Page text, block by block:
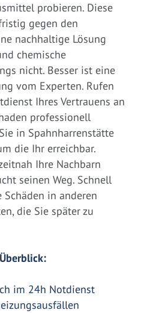
probieren. Diese
gegen den
nachhaltige Lösung
chemische
nicht. Besser ist eine
vom Experten. Rufen
Ihres Vertrauens an
professionell
in Spahnharrenstätte
die Ihr erreichbar.
Ihre Nachbarn
seinen Weg. Schnell
in anderen
die Sie später zu
im 24h Notdienst